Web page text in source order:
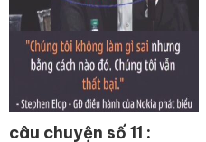
câu chuyện số 11 :